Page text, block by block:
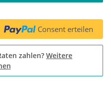
Consent erteilen
zahlen? Weitere